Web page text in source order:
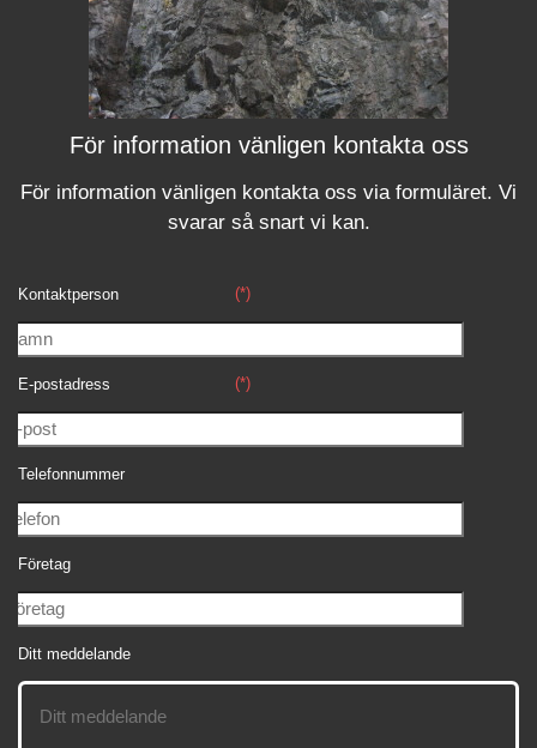
För information vänligen kontakta oss
För information vänligen kontakta oss via formuläret. Vi
svararså snart vi kan.
Kontaktperson (*)
E-postadress (*)
Telefonnummer
Företag
Ditt meddelande